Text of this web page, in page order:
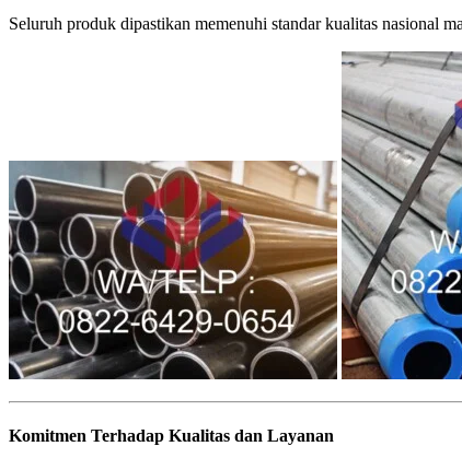
Seluruh produk dipastikan memenuhi standar kualitas nasional
Komitmen Terhadap Kualitas dan Layanan